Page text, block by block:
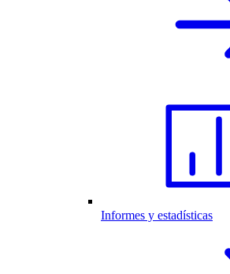
Informes y estadísticas